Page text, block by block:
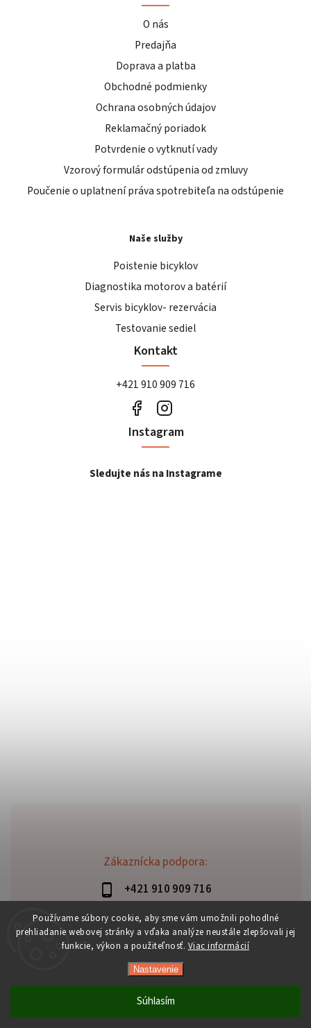
Používame súbory cookie, aby sme vám umožnili pohodlné
prehliadanie webovej stránky a vďaka analýze neustále zlepšovali jej
funkcie, výkon a použiteľnosť. Viac informácií
Nastavenie
Súhlasím
Zákaznícka podpora:
+421 910 909 716
lubomir.haraus@alterbike.sk
O nás
Predajňa
Doprava a platba
Obchodné podmienky
Ochrana osobných údajov
Reklamačný poriadok
Potvrdenie o vytknutí vady
Vzorový formulár odstúpenia od zmluvy
Poučenie o uplatnení práva spotrebiteľa na odstúpenie
Naše služby
Poistenie bicyklov
Diagnostika motorov a batérií
Servis bicyklov- rezervácia
Testovanie sediel
Kontakt
+421 910 909 716
Instagram
Sledujte nás na Instagrame
Copyright 2026
Shoptet | Design